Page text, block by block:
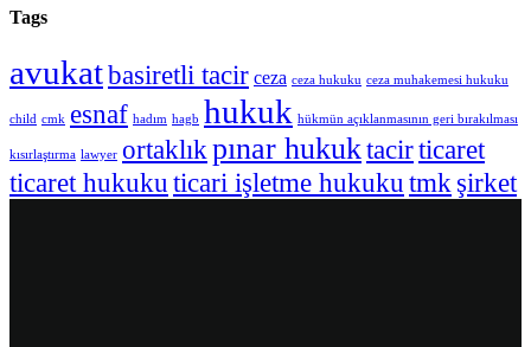
Tags
avukatbasiretli tacir ceza ceza hukuku ceza muhakemesi hukuku
child cmk esnaf hadım hagb hukuk hükmün açıklanmasının geri bırakılması
kısırlaştırma lawyer ortaklıkpınar hukuktacirticaret
ticaret hukuku ticari işletme hukuku tmk şirket